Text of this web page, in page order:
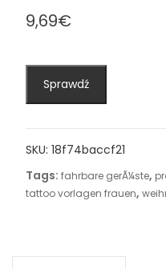
9,69€
Sprawdź
SKU: 18f74baccf21
Tags: fahrbare gerÃ¼ste,
tattoo vorlagen frauen,